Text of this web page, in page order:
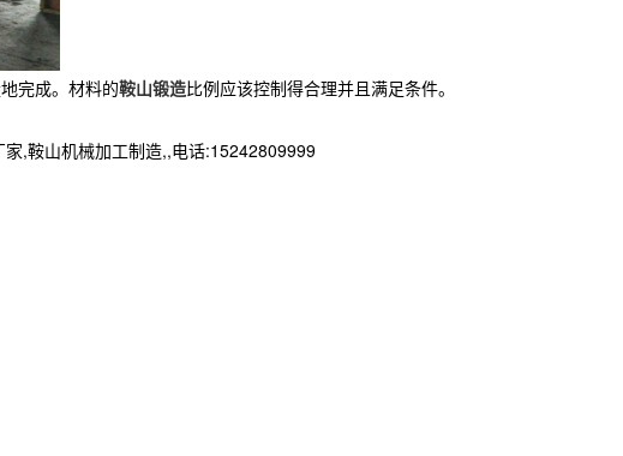
完成。材料的鞍山锻造比例应该控制得合理并且满足条件。
,鞍山机械加工制造,,电话:15242809999